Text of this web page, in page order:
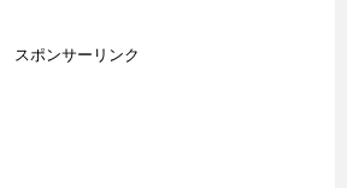
スポンサーリンク